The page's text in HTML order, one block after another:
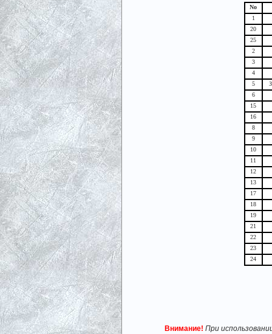
No
1
20
25
2
3
4
5
6
15
16
8
9
10
11
12
13
17
18
19
21
22
23
24
Внимание! При